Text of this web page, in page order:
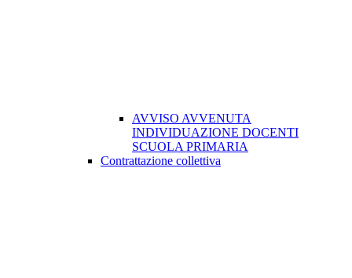
AVVISO AVVENUTA
INDIVIDUAZIONE DOCENTI
SCUOLA PRIMARIA
Contrattazione collettiva